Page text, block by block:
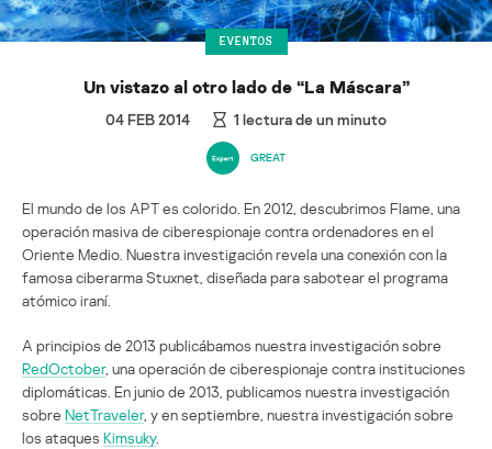
EVENTOS
Un vistazo al otro lado de “La Máscara”
04 FEB 2014 1 lectura de un minuto
GREAT
El mundo de los APT es colorido. En 2012, descubrimos Flame, una
operación masiva de ciberespionaje contra ordenadores en el
Oriente Medio. Nuestra investigación revela una conexión con la
famosa ciberarma Stuxnet, diseñada para sabotear el programa
atómico iraní.
A principios de 2013 publicábamos nuestra investigación sobre
RedOctober, una operación de ciberespionaje contra instituciones
diplomáticas. En junio de 2013, publicamos nuestra investigación
sobre NetTraveler, y en septiembre, nuestra investigación sobre
los ataques Kimsuky.